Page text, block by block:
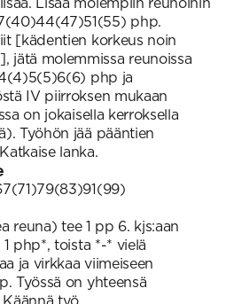
php.
[kädentien korkeus noin
jätä molemmissa reunoissa
php ja
IV piirroksen mukaan
on jokaisella kerroksella
Työhön jää pääntien
lanka.
reuna) tee 1 pp 6. kjs:aan
php*, toista *-* vielä
ja virkkaa viimeiseen
Työssä on yhteensä